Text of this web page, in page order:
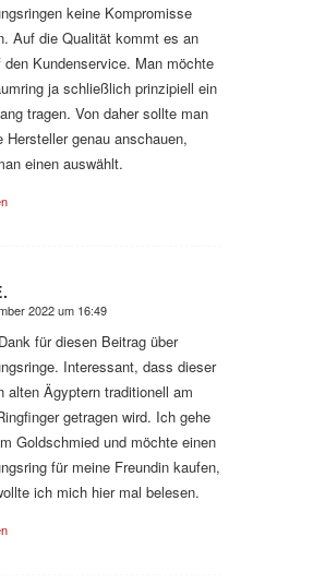
keine Kompromisse
Auf die Qualität kommt es an
den Kundenservice. Man möchte
ja schließlich prinzipiell ein
tragen. Von daher sollte man
Hersteller genau anschauen,
einen auswählt.
2022 um 16:49
für diesen Beitrag über
Interessant, dass dieser
alten Ägyptern traditionell am
getragen wird. Ich gehe
Goldschmied und möchte einen
für meine Freundin kaufen,
ich mich hier mal belesen.